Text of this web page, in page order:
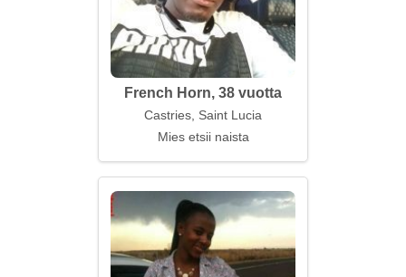
French Horn, 38 vuotta
Castries, Saint Lucia
Mies etsii naista